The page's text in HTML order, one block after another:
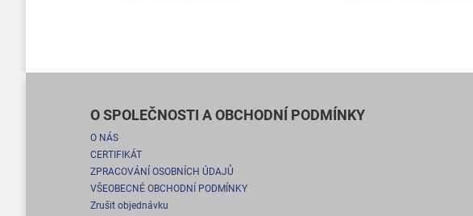
O SPOLEČNOSTI A OBCHODNÍ PODMÍNKY
O NÁS
CERTIFIKÁT
ZPRACOVÁNÍ OSOBNÍCH ÚDAJŮ
VŠEOBECNÉ OBCHODNÍ PODMÍNKY
Zrušit objednávku